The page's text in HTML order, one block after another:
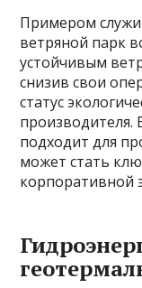
Примером
ветряной парк
устойчивым
снизив свои
статус
производителя.
подходит для
может стать
корпоративной